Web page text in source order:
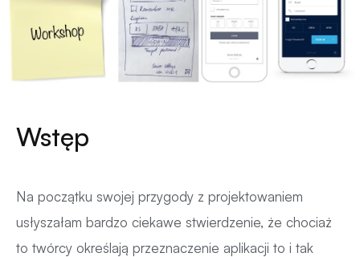
Wstęp
Na początku swojej przygody z projektowaniem
usłyszałam bardzo ciekawe stwierdzenie, że chociaż
to twórcy określają przeznaczenie aplikacji to i tak